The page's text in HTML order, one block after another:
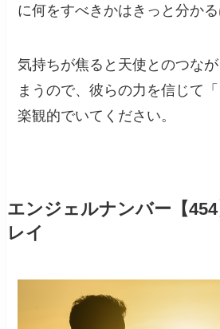
に何をすべきかはきっと分かる
気持ちが焦ると天使とのつな
まうので、彼らの力を信じて
楽観的でいてください。
エンジェルナンバー【
レイ